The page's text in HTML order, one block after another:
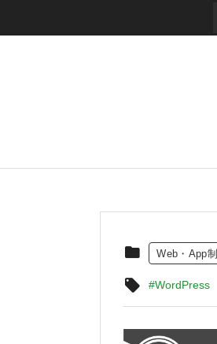
Web・App
#WordPress